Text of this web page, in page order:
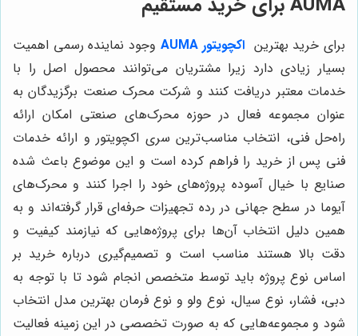
برای خرید بهترین اکچویتور AUMA
وجود نماینده رسمی اهمیت
بسیار زیادی دارد زیرا مشتریان می‌توانند محصول اصل را با
خدمات معتبر دریافت کنند و شرکت محرک صنعت برگزیدگان به
عنوان مجموعه فعال در حوزه محرک‌های صنعتی امکان ارائه
راه‌حل فنی، انتخاب مناسب‌ترین سری اکچویتور و ارائه خدمات
فنی پس از خرید را فراهم کرده است و این موضوع باعث شده
صنایع با خیال آسوده پروژه‌های خود را اجرا کنند و محرک‌های
آیوما در سطح جهانی در رده تجهیزات حرفه‌ای قرار گرفته‌اند و به
همین دلیل انتخاب آن‌ها برای پروژه‌هایی که نیازمند کیفیت و
دقت بالا هستند مناسب است و تصمیم‌گیری درباره خرید بر
اساس نوع پروژه باید توسط متخصص انجام شود تا با توجه به
دبی، فشار، نوع سیال، نوع ولو و نوع فرمان بهترین مدل انتخاب
شود و مجموعه‌هایی که به صورت تخصصی در این زمینه فعالیت